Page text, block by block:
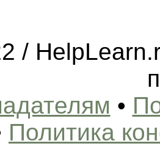
/
•
Политика